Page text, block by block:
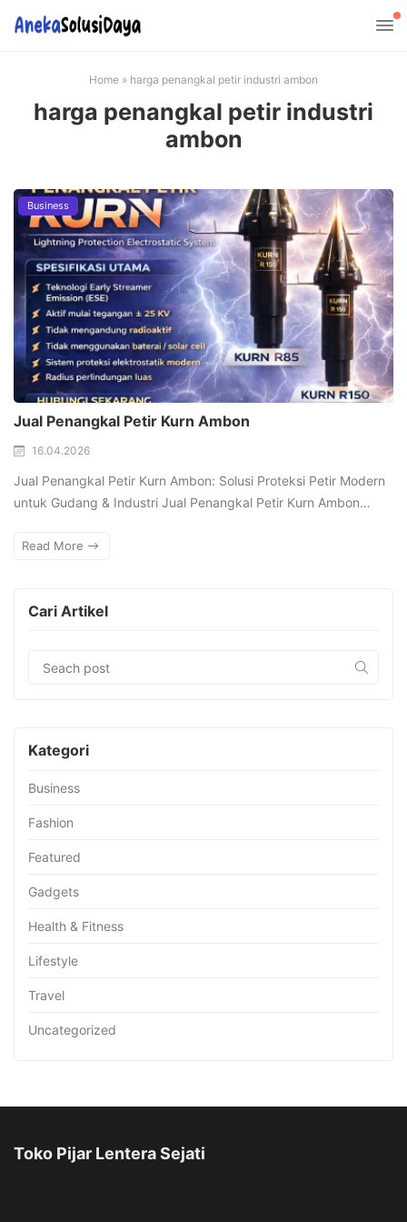
Home » harga penangkal petir industri ambon
harga penangkal petir industri
ambon
Business
Jual Penangkal Petir Kurn Ambon
16.04.2026
Jual Penangkal Petir Kurn Ambon: Solusi Proteksi Petir Modern
untuk Gudang & Industri Jual Penangkal Petir Kurn Ambon…
Read More
Cari Artikel
Kategori
Business
Fashion
Featured
Gadgets
Health & Fitness
Lifestyle
Travel
Uncategorized
Toko Pijar Lentera Sejati